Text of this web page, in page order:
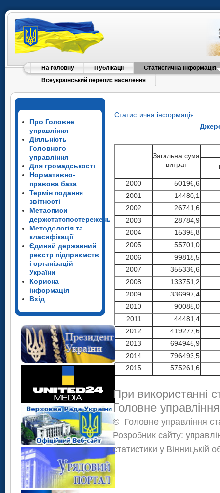
На головну Публікації
Статистична інформація
Всеукраїнський перепис населення
Про Головне
управління
Діяльність
Головного
управління
Для громадськості
Нормативно-
правова база
Термін подання
звітності
Метаописи
держстатспостережень
Методологія та
класифікації
Єдиний державний
реєстр підприємств
і організацій
України
Корисна
інформація
Вхід
Статистична інформація
Загальна сума
витрат
2000
50196,6
2001
14480,1
2002
26741,6
2003
28784,9
2004
15395,8
2005
55701,0
2006
99818,5
2007
355336,6
2008
133751,2
2009
336997,4
2010
90085,0
2011
44481,4
2012
419277,6
2013
694945,9
2014
796493,5
2015
575261,6
При використанні
Головне
© Головне управління
Розробник сайту:
статистики у Вінницькій